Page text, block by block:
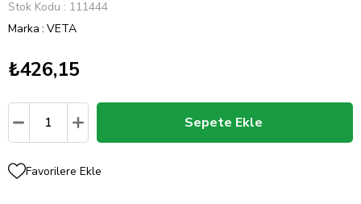
Stok Kodu
111444
Marka : VETA
₺426,15
Favorilere Ekle